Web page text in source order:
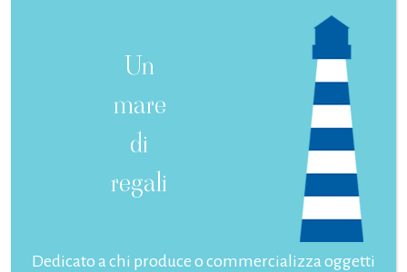
Un
mare
di
regali
Dedicato a chi produce o commercializza oggetti